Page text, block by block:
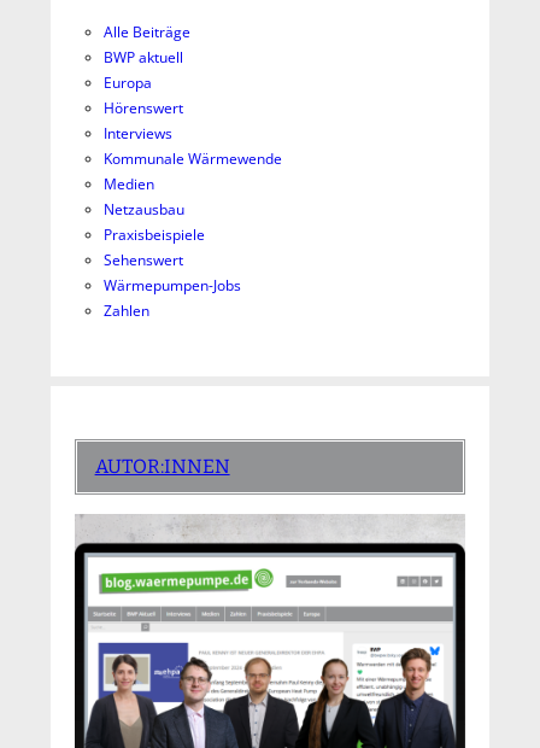
Alle Beiträge
BWP aktuell
Europa
Hörenswert
Interviews
Kommunale Wärmewende
Medien
Netzausbau
Praxisbeispiele
Sehenswert
Wärmepumpen-Jobs
Zahlen
AUTOR:INNEN